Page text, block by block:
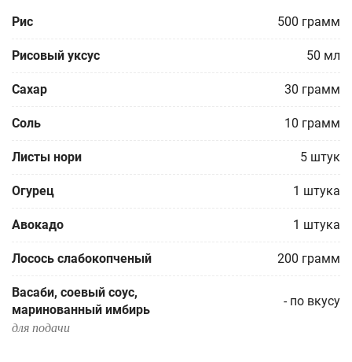
Рис 500 грамм
Рисовый уксус 50 мл
Сахар 30 грамм
Соль 10 грамм
Листы нори 5 штук
Огурец 1 штука
Авокадо 1 штука
Лосось слабокопченый 200 грамм
Васаби, соевый соус,
маринованный имбирь
- по вкусу
для подачи